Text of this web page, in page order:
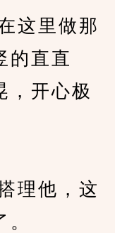
里做那
的直直
，开心极
他，这